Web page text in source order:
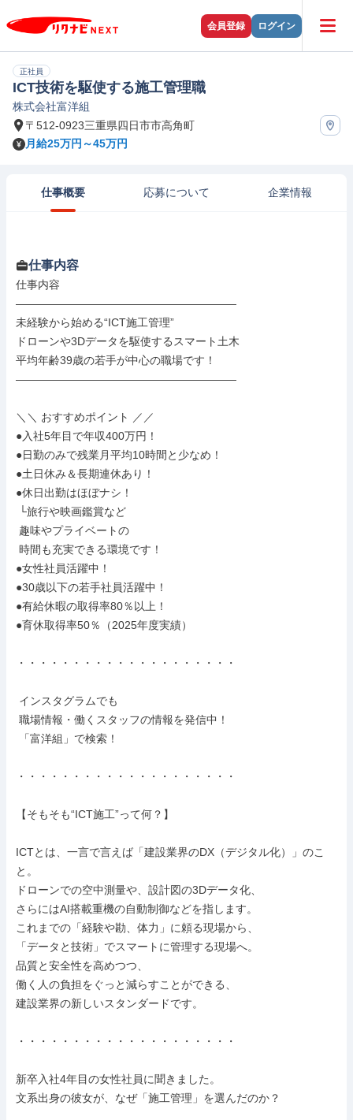
会員登録 ログイン
正社員
ICT技術を駆使する施工管理職
株式会社富洋組
〒512-0923三重県四日市市高角町
月給25万円～45万円
仕事概要 応募について 企業情報
仕事内容
仕事内容
――――――――――――――――――――
未経験から始める“ICT施工管理”
ドローンや3Dデータを駆使するスマート土木
平均年齢39歳の若手が中心の職場です！
――――――――――――――――――――
＼＼ おすすめポイント ／／
●入社5年目で年収400万円！
●日勤のみで残業月平均10時間と少なめ！
●土日休み＆長期連休あり！
●休日出勤はほぼナシ！
●女性社員活躍中！
●30歳以下の若手社員活躍中！
●有給休暇の取得率80％以上！
●育休取得率50％（2025年度実績）
・・・・・・・・・・・・・・・・・・・・
・・・・・・・・・・・・・・・・・・・・
【そもそも“ICT施工”って何？】
ICTとは、一言で言えば「建設業界のDX（デジタル化）」のこ
と。
ドローンでの空中測量や、設計図の3Dデータ化、
さらにはAI搭載重機の自動制御などを指します。
これまでの「経験や勘、体力」に頼る現場から、
「データと技術」でスマートに管理する現場へ。
品質と安全性を高めつつ、
働く人の負担をぐっと減らすことができる、
建設業界の新しいスタンダードです。
・・・・・・・・・・・・・・・・・・・・
新卒入社4年目の女性社員に聞きました。
文系出身の彼女が、なぜ「施工管理」を選んだのか？